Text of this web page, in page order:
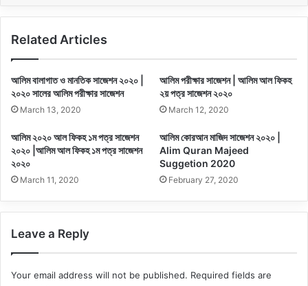
Related Articles
আলিম বালাগাত ও মানতিক সাজেশন ২০২০ |
২০২০ সালের আলিম পরীক্ষার সাজেশন
March 13, 2020
আলিম পরীক্ষার সাজেশন | আলিম আল ফিকহ
২য় পত্র সাজেশন ২০২০
March 12, 2020
আলিম ২০২০ আল ফিকহ ১ম পত্র সাজেশন
২০২০ |আলিম আল ফিকহ ১ম পত্র সাজেশন
২০২০
March 11, 2020
আলিম কোরআন মাজিদ সাজেশন ২০২০ |
Alim Quran Majeed
Suggetion 2020
February 27, 2020
Leave a Reply
Your email address will not be published. Required fields are